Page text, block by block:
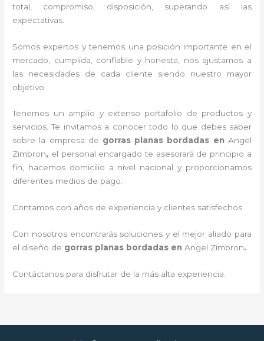
total, compromiso, disposición, superando así las
expectativas.
Somos expertos y tenemos una posición importante en el
mercado, cumplida, confiable y honesta, nos ajustamos a
las necesidades de cada cliente siendo nuestro mayor
objetivo.
Tenemos un amplio y extenso portafolio de productos y
servicios. Te invitamos a conocer todo lo que debes saber
sobre la empresa de gorras planas bordadas en Angel
Zimbron, el personal encargado te asesorará de principio a
fin, hacemos domicilio a nivel nacional y proporcionamos
diferentes medios de pago.
Contamos con años de experiencia y clientes satisfechos.
Con nosotros encontrarás soluciones y el mejor aliado para
el diseño de gorras planas bordadas enAngel Zimbron.
Contáctanos para disfrutar de la más alta experiencia.